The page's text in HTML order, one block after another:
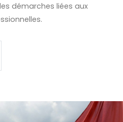
démarches liées aux